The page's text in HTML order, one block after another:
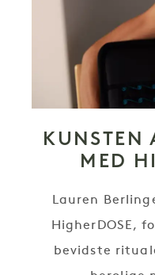
KUNSTEN
MED
Lauren
HigherDOSE,
bevidste